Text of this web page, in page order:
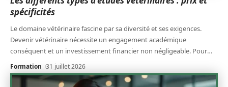
spécificités
Le domaine vétérinaire fascine par sa diversité et ses exigences.
Devenir vétérinaire nécessite un engagement académique
conséquent et un investissement financier non négligeable. Pour…
Formation 31 juillet 2026